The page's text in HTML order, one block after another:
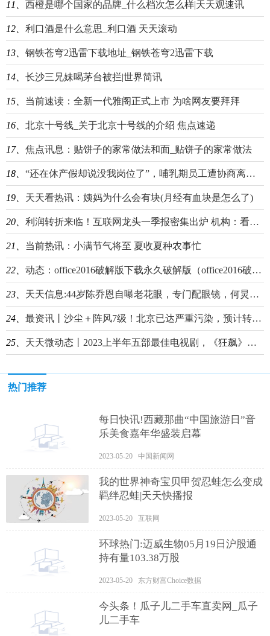
11、 西橙是哪个国家的品牌_什么档次怎么样|天天观速讯
12、 利口酒是什么意思_利口酒 天天滚动
13、 钢铁苍穹2迅雷下载地址_钢铁苍穹2迅雷下载
14、 长沙三兄妹喝茅台被拦|世界简讯
15、 当前速读：全新一代雅阁正式上市 为啥网友要拜拜
16、 北京十号线_关于北京十号线的介绍 焦点速递
17、 焦点讯息：贴饼子的家常做法和面_贴饼子的家常做法
18、 “还在休产假却说没我岗位了”，哺乳期员工遭协商离职：本来裁不到你头上|当前观察
19、 天天看热讯：姨妈为什么会有块(月经有血块是怎么了)
20、 利润转折来临！互联网龙头一季报密集出炉 机构：看好港股配置价值
21、 当前热讯：小满节气将至 夏收夏种农事忙
22、 动态：office2016破解版下载永久破解版（office2016破解版）
23、 天天信息:44岁陈乔恩自曝老花眼，专门配眼镜，何炅感慨有点早，万茜一脸懵
24、 最资讯丨沙尘＋阵风7级！北京已达严重污染，预计转好时间——
25、 天天微动态丨2023上半年五部最佳电视剧，《狂飙》排在最后，你最喜欢哪一部？
热门推荐
每日快讯!西藏那曲“中国旅游日”音
乐美食嘉年华盛装启幕
2023-05-20 中国新闻网
我的世界神奇宝贝甲贺忍蛙怎么变成
羁绊忍蛙|天天快播报
2023-05-20 互联网
环球热门:迈威生物05月19日沪股通
持有量103.38万股
2023-05-20 东方财富Choice数据
今头条！瓜子儿二手车直卖网_瓜子
儿二手车